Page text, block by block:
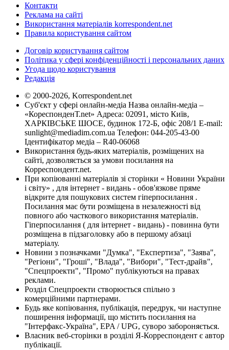
Контакти
Реклама на сайті
Використання матеріалів korrespondent.net
Правила користування сайтом
Договір користування сайтом
Політика у сфері конфіденційності і персональних даних
Угода щодо користування
Редакція
© 2000-2026, Korrespondent.net
Суб'єкт у сфері онлайн-медіа Назва онлайн-медіа –
«КореспонденТ.net» Адреса: 02091, місто Київ,
ХАРКІВСЬКЕ ШОСЕ, будинок 172-Б, офіс 208/1 E-mail:
sunlight@mediadim.com.ua Телефон: 044-205-43-00
Ідентифікатор медіа – R40-06068
Використання будь-яких матеріалів, розміщених на
сайті, дозволяється за умови посилання на
Корреспондент.net.
При копіюванні матеріалів зі сторінки « Новини України
і світу» , для інтернет - видань - обов'язкове пряме
відкрите для пошукових систем гіперпосилання .
Посилання має бути розміщена в незалежності від
повного або часткового використання матеріалів.
Гіперпосилання ( для інтернет - видань) - повинна бути
розміщена в підзаголовку або в першому абзаці
матеріалу.
Новини з позначками "Думка", "Експертиза", "Заява",
"Регіони", "Гроші", "Влада", "Вибори", "Тест-драйв",
"Спецпроекти", "Промо" публікуються на правах
реклами.
Розділ Спецпроекти створюється спільно з
комерційними партнерами.
Будь яке копіювання, публікація, передрук, чи наступне
поширення інформації, що містить посилання на
"Інтерфакс-Україна", EPA / UPG, суворо забороняється.
Власник веб-сторінки в розділі Я-Корреспондент є автор
публікації.